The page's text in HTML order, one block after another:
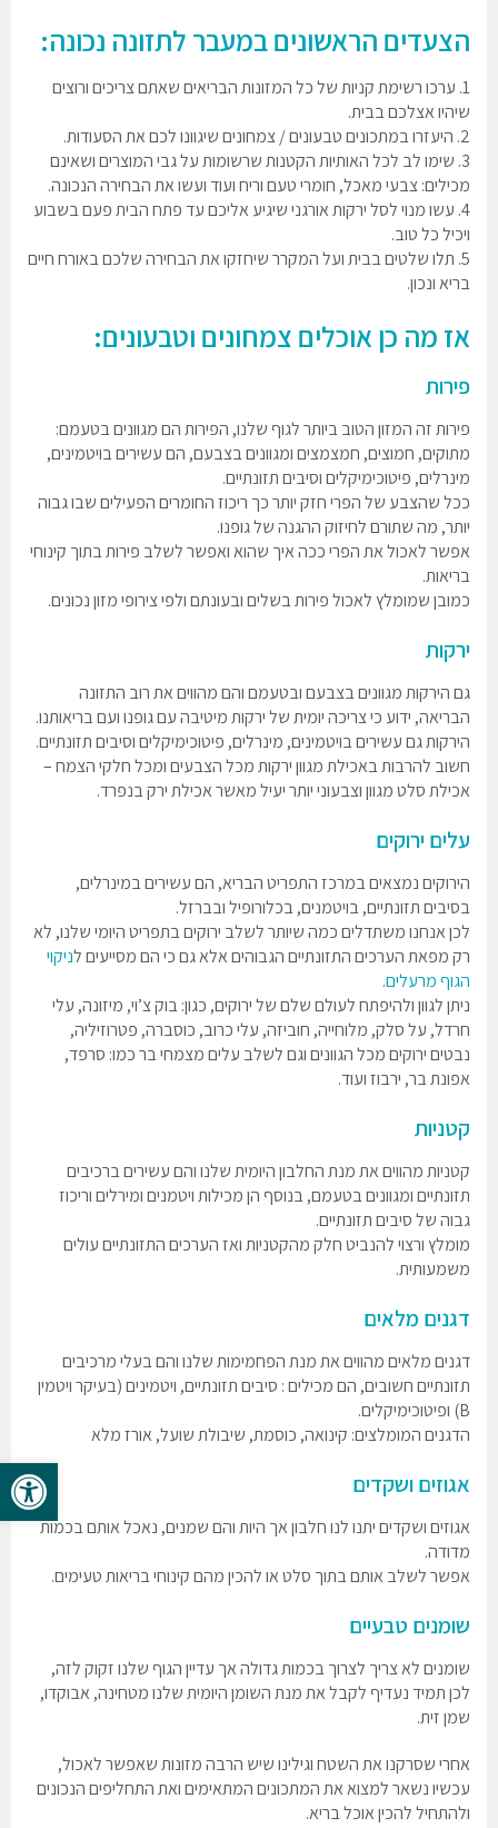
פתח
הצעדים הראשונים במעבר לתזונה נכונה:
1. ערכו רשימת קניות של כל המזונות הבריאים שאתם צריכים ורוצים
שיהיו אצלכם בבית.
2. היעזרו במתכונים טבעונים / צמחונים שיגוונו לכם את הסעודות.
3. שימו לב לכל האותיות הקטנות שרשומות על גבי המוצרים ושאינם
מכילים: צבעי מאכל, חומרי טעם וריח ועוד ועשו את הבחירה הנכונה.
4. עשו מנוי לסל ירקות אורגני שיגיע אליכם עד פתח הבית פעם בשבוע
ויכיל כל טוב.
5. תלו שלטים בבית ועל המקרר שיחזקו את הבחירה שלכם באורח חיים
בריא ונכון.
אז מה כן אוכלים צמחונים וטבעונים:
פירות
פירות זה המזון הטוב ביותר לגוף שלנו, הפירות הם מגוונים בטעמם:
מתוקים, חמוצים, חמצמצים ומגוונים בצבעם, הם עשירים בויטמינים,
מינרלים, פיטוכימיקלים וסיבים תזונתיים.
ככל שהצבע של הפרי חזק יותר כך ריכוז החומרים הפעילים שבו גבוה
יותר, מה שתורם לחיזוק ההגנה של גופנו.
אפשר לאכול את הפרי ככה איך שהוא ואפשר לשלב פירות בתוך קינוחי
בריאות.
כמובן שמומלץ לאכול פירות בשלים ובעונתם ולפי צירופי מזון נכונים.
ירקות
גם הירקות מגוונים בצבעם ובטעמם והם מהווים את רוב התזונה
הבריאה, ידוע כי צריכה יומית של ירקות מיטיבה עם גופנו ועם בריאותנו.
הירקות גם עשירים בויטמינים, מינרלים, פיטוכימיקלים וסיבים תזונתיים.
חשוב להרבות באכילת מגוון ירקות מכל הצבעים ומכל חלקי הצמח –
אכילת סלט מגוון וצבעוני יותר יעיל מאשר אכילת ירק בנפרד.
עלים ירוקים
הירוקים נמצאים במרכז התפריט הבריא, הם עשירים במינרלים,
בסיבים תזונתיים, בויטמנים, בכלורופיל ובברזל.
לכן אנחנו משתדלים כמה שיותר לשלב ירוקים בתפריט היומי שלנו, לא
רק מפאת הערכים התזונתיים הגבוהים אלא גם כי הם מסייעים לניקוי
הגוף מרעלים.
ניתן לגוון ולהיפתח לעולם שלם של ירוקים, כגון: בוק צ’וי, מיזונה, עלי
חרדל, על סלק, מלוחייה, חוביזה, עלי כרוב, כוסברה, פטרוזיליה,
נבטים ירוקים מכל הגוונים וגם לשלב עלים מצמחי בר כמו: סרפד,
אפונת בר, ירבוז ועוד.
קטניות
קטניות מהווים את מנת החלבון היומית שלנו והם עשירים ברכיבים
תזונתיים ומגוונים בטעמם, בנוסף הן מכילות ויטמנים ומירלים וריכוז
גבוה של סיבים תזונתיים.
מומלץ ורצוי להנביט חלק מהקטניות ואז הערכים התזונתיים עולים
משמעותית.
דגנים מלאים
דגנים מלאים מהווים את מנת הפחמימות שלנו והם בעלי מרכיבים
תזונתיים חשובים, הם מכילים : סיבים תזונתיים, ויטמינים (בעיקר ויטמין
B) ופיטוכימיקלים.
הדגנים המומלצים: קינואה, כוסמת, שיבולת שועל, אורז מלא
אגוזים ושקדים
אגוזים ושקדים יתנו לנו חלבון אך היות והם שמנים, נאכל אותם בכמות
מדודה.
אפשר לשלב אותם בתוך סלט או להכין מהם קינוחי בריאות טעימים.
שומנים טבעיים
שומנים לא צריך לצרוך בכמות גדולה אך עדיין הגוף שלנו זקוק לזה,
לכן תמיד נעדיף לקבל את מנת השומן היומית שלנו מטחינה, אבוקדו,
שמן זית.
אחרי שסרקנו את השטח וגילינו שיש הרבה מזונות שאפשר לאכול,
עכשיו נשאר למצוא את המתכונים המתאימים ואת התחליפים הנכונים
ולהתחיל להכין אוכל בריא.